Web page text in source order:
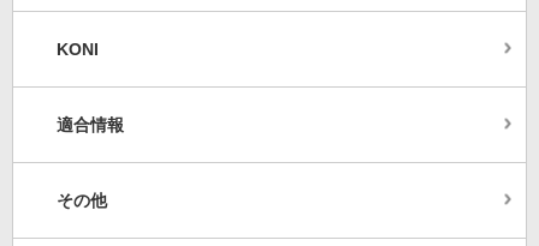
KONI
適合情報
その他